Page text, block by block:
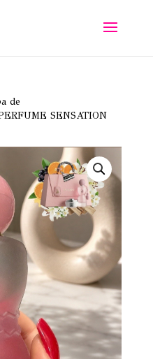
de
SENSATION